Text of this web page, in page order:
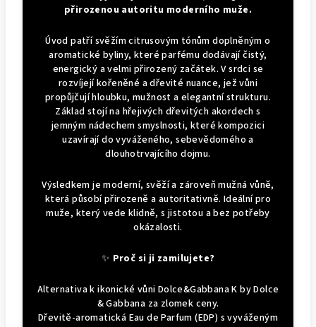
přirozenou autoritu moderního muže.
Úvod patří svěžím citrusovým tónům doplněným o
aromatické byliny, které parfému dodávají čistý,
energický a velmi přirozený začátek. V srdci se
rozvíjejí kořeněné a dřevité nuance, jež vůni
propůjčují hloubku, mužnost a elegantní strukturu.
Základ stojí na hřejivých dřevitých akordech s
jemným nádechem smyslnosti, které kompozici
uzavírají do vyváženého, sebevědomého a
dlouhotrvajícího dojmu.
Výsledkem je moderní, svěží a zároveň mužná vůně,
která působí přirozeně a autoritativně. Ideální pro
muže, který vede klidně, s jistotou a bez potřeby
okázalosti.
✨ Proč si ji zamilujete?
Alternativa k ikonické vůni Dolce&Gabbana K by Dolce
& Gabbana za zlomek ceny.
Dřevitě-aromatická Eau de Parfum (EDP) s vyváženým